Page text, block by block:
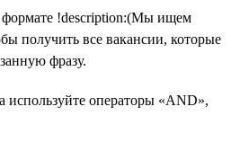
формате !description:(Мы ищем
получить все вакансии, которые
фразу.
используйте операторы «AND»,